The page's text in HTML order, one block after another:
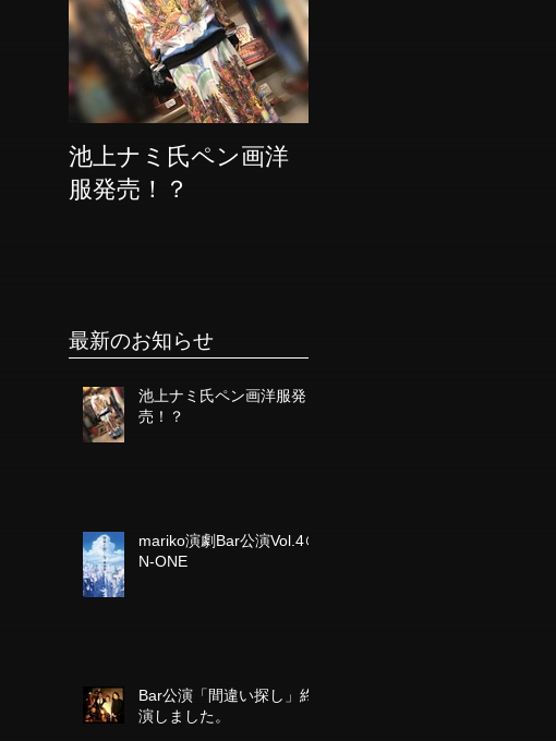
池上ナミ氏ペン画洋
服発売！？
最新のお知らせ
池上ナミ氏ペン画洋服発
売！？
mariko演劇Bar公演Vol.4＠
N-ONE
Bar公演「間違い探し」終
演しました。